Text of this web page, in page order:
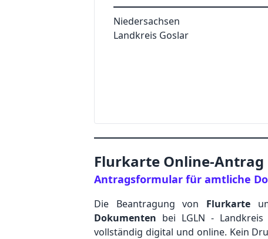
Niedersachsen
Landkreis Goslar
Flurkarte Online-Antrag
Antragsformular für amtliche
Die Beantragung von Flurkarte
Dokumenten bei LGLN -
vollständig digital und online. Kein